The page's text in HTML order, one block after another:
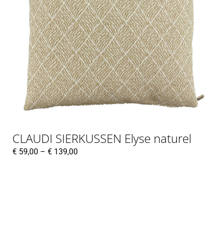
CLAUDI SIERKUSSEN Elyse naturel
€ 59,00 – € 139,00